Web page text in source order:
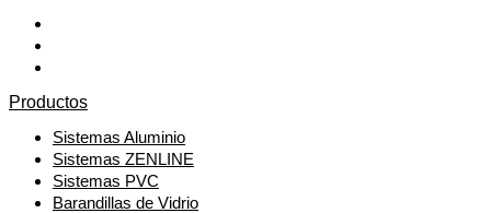
Productos
Sistemas Aluminio
Sistemas ZENLINE
Sistemas PVC
Barandillas de Vidrio